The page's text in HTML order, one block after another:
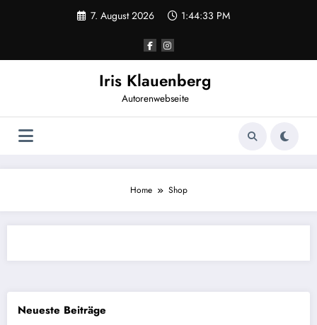
7. August 2026 1:44:33 PM
Iris Klauenberg
Autorenwebseite
Home Shop
Neueste Beiträge